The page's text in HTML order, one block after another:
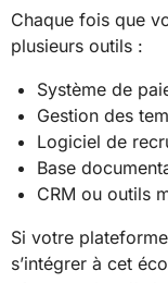
Chaque fois que
plusieurs outils :
Système de
Gestion des
Logiciel de
Base
CRM ou outils
Si votre
s’intégrer à cet